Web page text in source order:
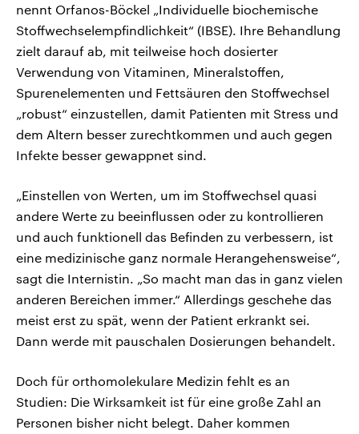
nennt Orfanos-Böckel „Individuelle biochemische
Stoffwechselempfindlichkeit“ (IBSE). Ihre Behandlung
zielt darauf ab, mit teilweise hoch dosierter
Verwendung von Vitaminen, Mineralstoffen,
Spurenelementen und Fettsäuren den Stoffwechsel
„robust“ einzustellen, damit Patienten mit Stress und
dem Altern besser zurechtkommen und auch gegen
Infekte besser gewappnet sind.
„Einstellen von Werten, um im Stoffwechsel quasi
andere Werte zu beeinflussen oder zu kontrollieren
und auch funktionell das Befinden zu verbessern, ist
eine medizinische ganz normale Herangehensweise“,
sagt die Internistin. „So macht man das in ganz vielen
anderen Bereichen immer.“ Allerdings geschehe das
meist erst zu spät, wenn der Patient erkrankt sei.
Dann werde mit pauschalen Dosierungen behandelt.
Doch für orthomolekulare Medizin fehlt es an
Studien: Die Wirksamkeit ist für eine große Zahl an
Personen bisher nicht belegt. Daher kommen